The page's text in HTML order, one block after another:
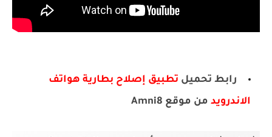
رابط تحميل تطبيق إصلاح بطارية هواتف
الاندرويد من موقع Amni8